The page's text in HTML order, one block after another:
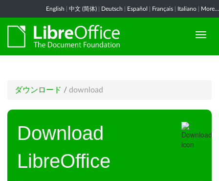
English 中文 (简体) Deutsch Español Français Italiano More...
ダウンロード / download
Download
LibreOffice